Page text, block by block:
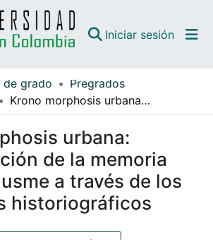
Iniciar sesión
de grado
Pregrados
Krono morphosis urbana: resignificación de la memoria urbana de usme a través de los fenómenos historiográficos
urbana:
de la memoria
a través de los
historiográficos